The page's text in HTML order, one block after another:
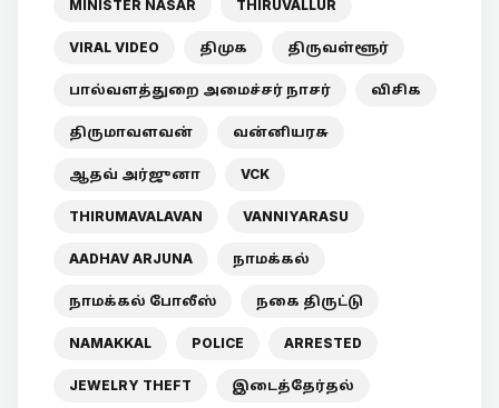
MINISTER NASAR THIRUVALLUR
VIRAL VIDEO திமுக திருவள்ளூர்
பால்வளத்துறை அமைச்சர் நாசர் விசிக
திருமாவளவன் வன்னியரசு
ஆதவ் அர்ஜுனா VCK
THIRUMAVALAVAN VANNIYARASU
AADHAV ARJUNA நாமக்கல்
நாமக்கல் போலீஸ் நகை திருட்டு
NAMAKKAL POLICE ARRESTED
JEWELRY THEFT இடைத்தேர்தல்